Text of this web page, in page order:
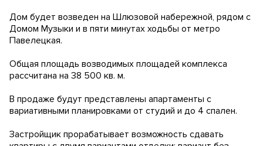
Дом будет возведен на Шлюзовой набережной, рядом с
Домом Музыки и в пяти минутах ходьбы от метро
Павелецкая.
Общая площадь возводимых площадей комплекса
рассчитана на 38 500 кв. м.
В продаже будут представлены апартаменты с
вариативными планировками от студий и до 4 спален.
Застройщик прорабатывает возможность сдавать